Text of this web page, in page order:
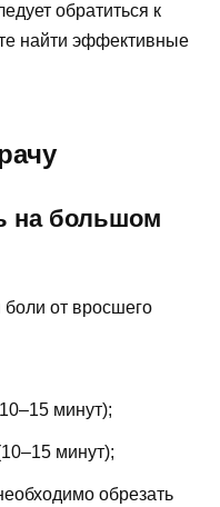
обратиться к
найти эффективные
на большом
от вросшего
минут);
минут);
обрезать